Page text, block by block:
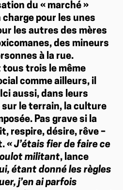
du « marché »
pour les unes
les autres des mères
des mineurs
à la rue.
tous trois le même
comme ailleurs, il
aussi, dans leurs
le terrain, la culture
Pas grave si la
respire, désire, rêve –
« J’étais fier de faire ce
militant, lance
étant donné les règles
j’en ai parfois